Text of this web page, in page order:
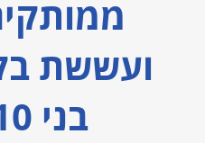
ועששת
בני 10 ו-15